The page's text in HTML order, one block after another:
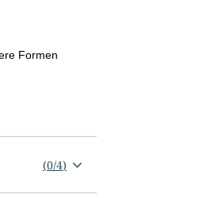
Formen
(0/4)